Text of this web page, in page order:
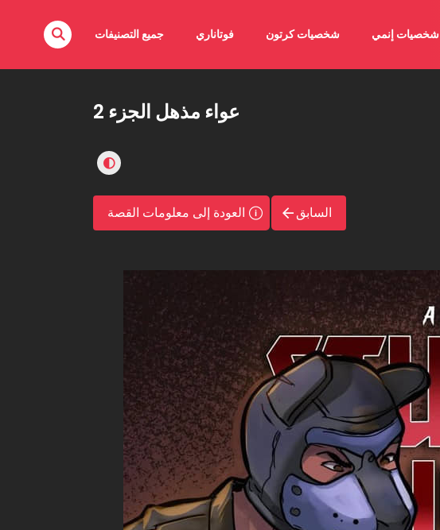
شخصيات إنمي شخصيات كرتون فوتاناري جميع التصنيفات
عواء مذهل الجزء 2
السابق العودة إلى معلومات القصة